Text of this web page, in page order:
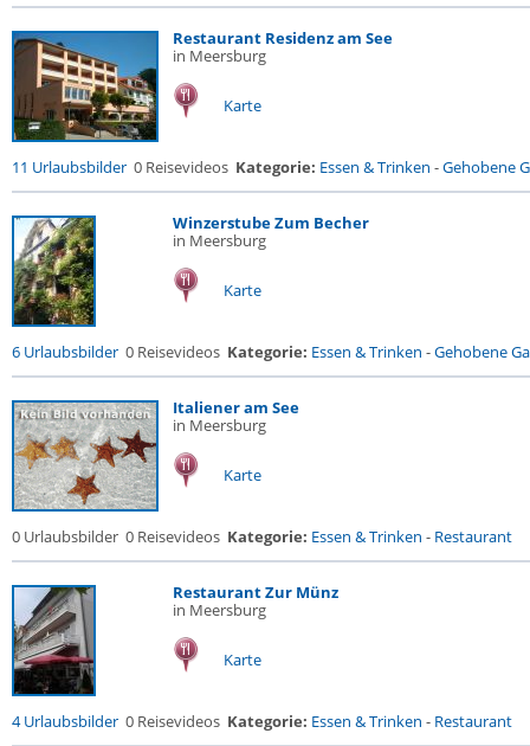
Restaurant Residenz am See
in Meersburg
Karte
11 Urlaubsbilder 0 Reisevideos Kategorie: Essen & Trinken -Gehobene
Winzerstube Zum Becher
in Meersburg
Karte
6 Urlaubsbilder 0 Reisevideos Kategorie: Essen & Trinken -Gehobene
Italiener am See
in Meersburg
Karte
0 Urlaubsbilder 0 Reisevideos Kategorie: Essen & Trinken - Restaurant
Restaurant Zur Münz
in Meersburg
Karte
4 Urlaubsbilder 0 Reisevideos Kategorie: Essen & Trinken - Restaurant